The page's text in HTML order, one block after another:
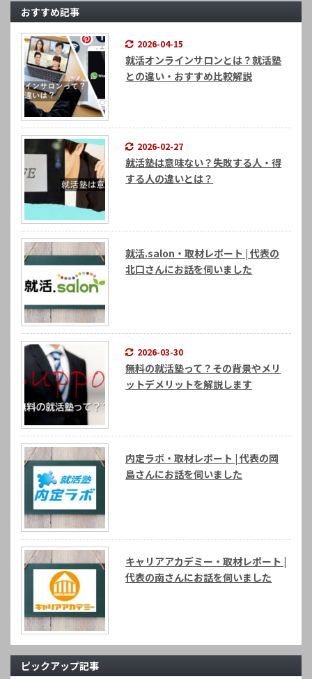
おすすめ記事
2026-04-15
就活オンラインサロンとは？就活塾
との違い・おすすめ比較解説
2026-02-27
就活塾は意味ない？失敗する人・得
する人の違いとは？
就活.salon・取材レポート | 代表の
北口さんにお話を伺いました
2026-03-30
無料の就活塾って？その背景やメリ
ットデメリットを解説します
内定ラボ・取材レポート | 代表の岡
島さんにお話を伺いました
キャリアアカデミー・取材レポート |
代表の南さんにお話を伺いました
ピックアップ記事